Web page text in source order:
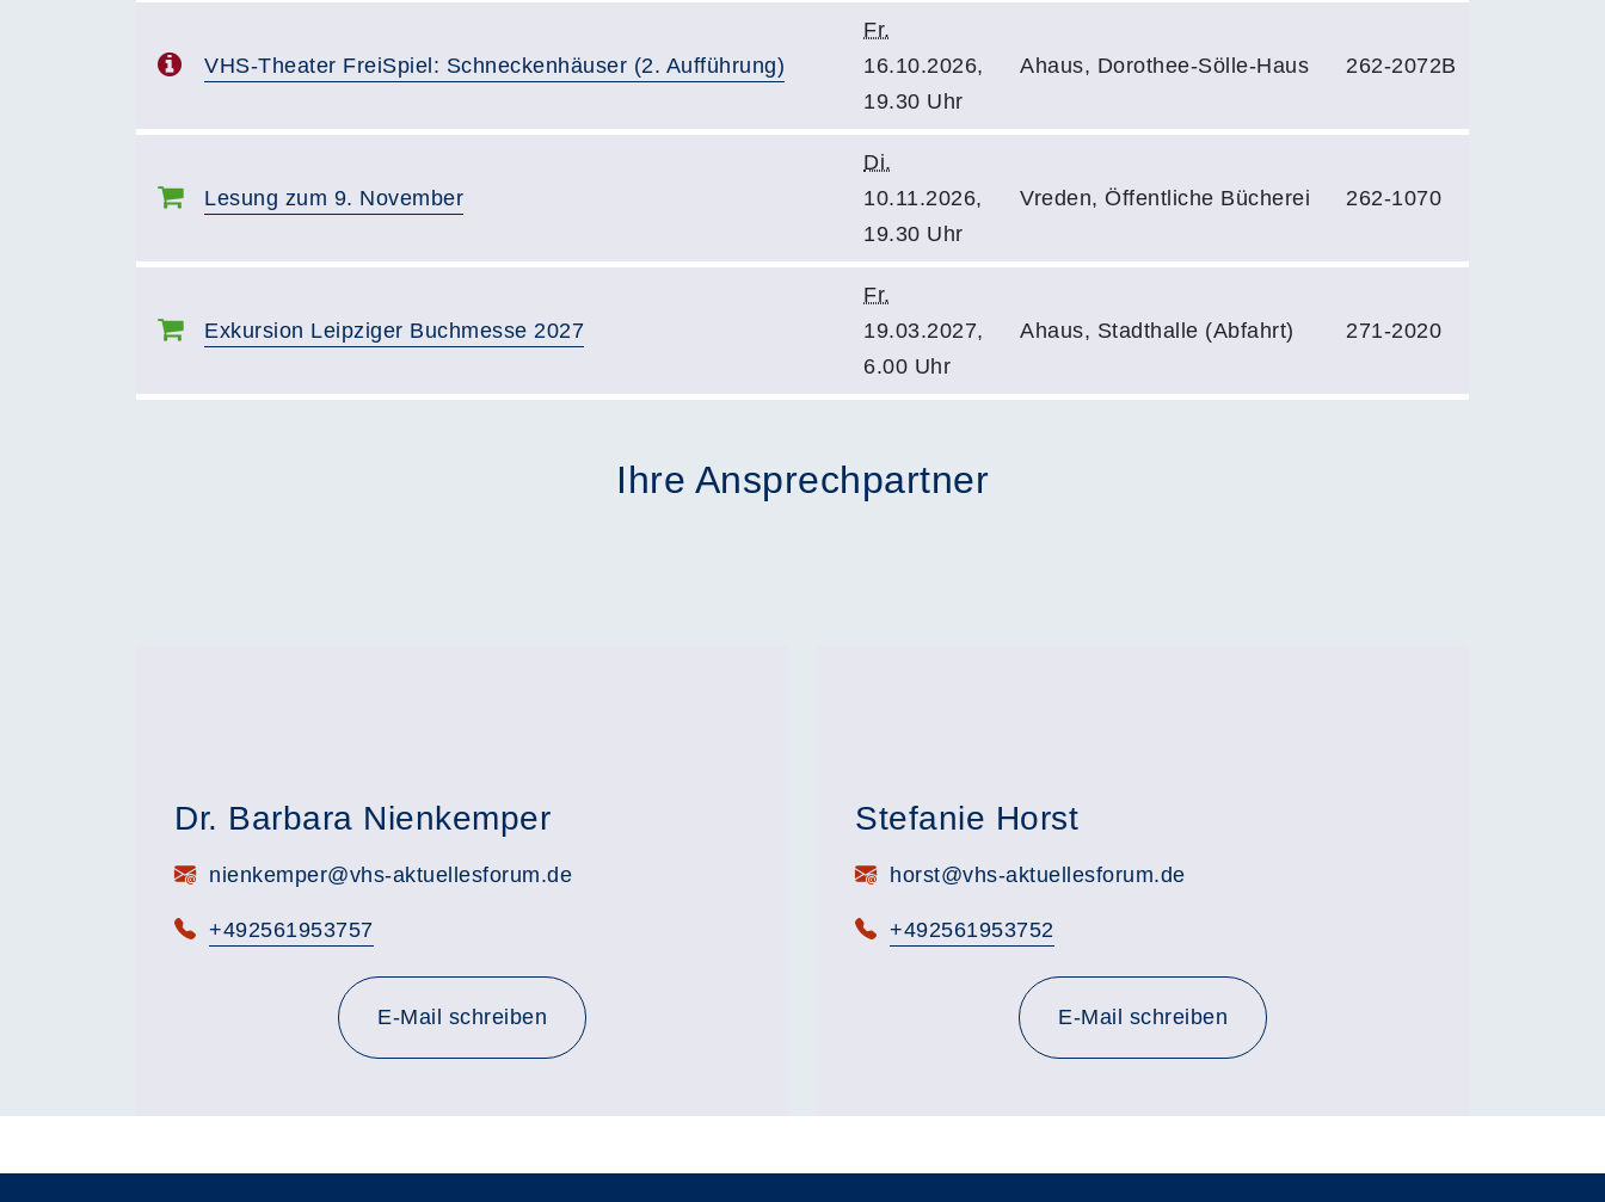
VHS-Theater FreiSpiel: Schneckenhäuser (2. Aufführung)
Fr.
16.10.2026,
19.30 Uhr
Ahaus, Dorothee-Sölle-Haus 262-2072B
Lesung zum 9. November
Di.
10.11.2026,
19.30 Uhr
Vreden, Öffentliche Bücherei 262-1070
Exkursion Leipziger Buchmesse 2027
Fr.
19.03.2027,
6.00 Uhr
Ahaus, Stadthalle (Abfahrt) 271-2020
Ihre Ansprechpartner
Dr. Barbara Nienkemper
E-Mail:nienkemper@vhs-aktuellesforum.de
Telefon:
+492561953757
E-Mail schreiben
Stefanie Horst
E-Mail:horst@vhs-aktuellesforum.de
Telefon:
+492561953752
E-Mail schreiben